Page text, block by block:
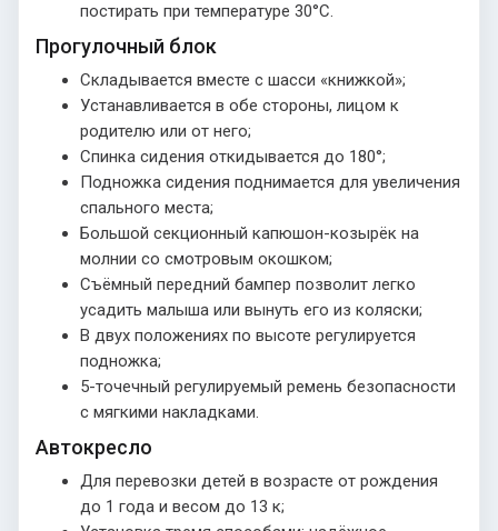
постирать при температуре 30°С.
Прогулочный блок
Складывается вместе с шасси «книжкой»;
Устанавливается в обе стороны, лицом к
родителю или от него;
Спинка сидения откидывается до 180°;
Подножка сидения поднимается для увеличения
спального места;
Большой секционный капюшон-козырёк на
молнии со смотровым окошком;
Съёмный передний бампер позволит легко
усадить малыша или вынуть его из коляски;
В двух положениях по высоте регулируется
подножка;
5-точечный регулируемый ремень безопасности
с мягкими накладками.
Автокресло
Для перевозки детей в возрасте от рождения
до 1 года и весом до 13 к;